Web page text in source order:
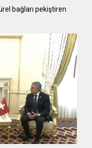
bağları pekiştiren